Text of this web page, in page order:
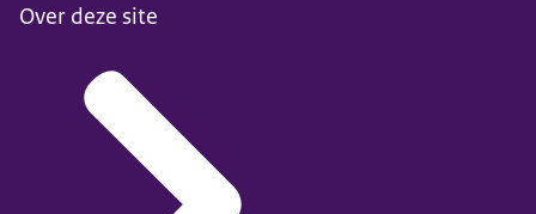
Over deze site